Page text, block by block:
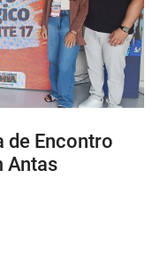
de Encontro
Antas